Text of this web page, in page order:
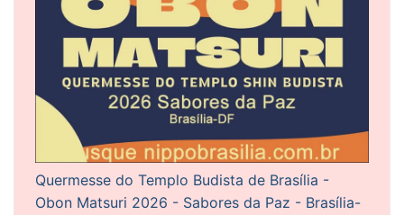
Quermesse do Templo Budista de Brasília -
Obon Matsuri 2026 - Sabores da Paz - Brasília-